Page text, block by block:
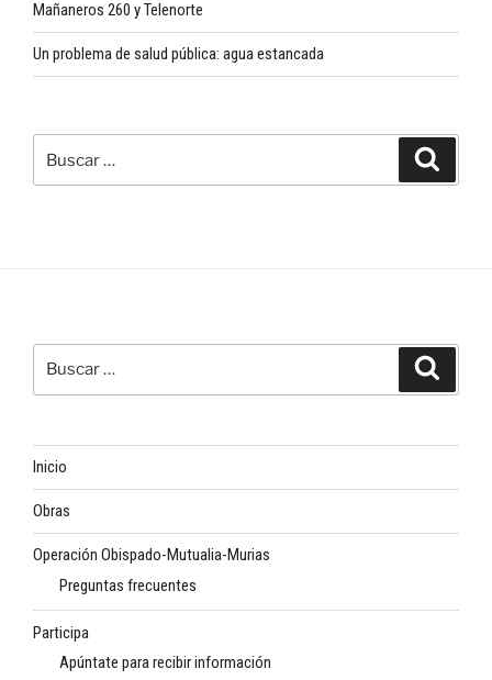
Mañaneros 260 y Telenorte
Un problema de salud pública: agua estancada
por:
Inicio
Obras
Operación Obispado-Mutualia-Murias
Preguntas frecuentes
Participa
Apúntate para recibir información